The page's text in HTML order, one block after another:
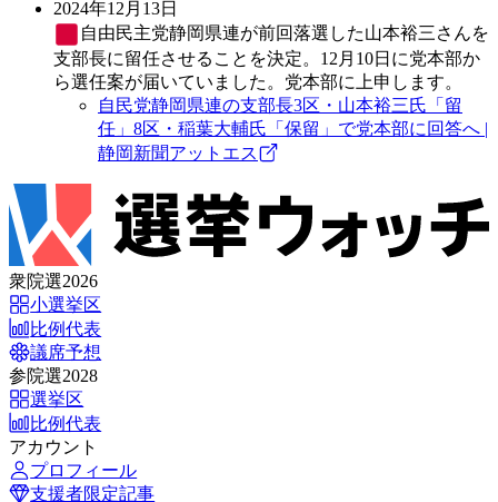
2024年12月13日
自由民主党静岡県連が前回落選した山本裕三さんを
支部長に留任させることを決定。12月10日に党本部か
ら選任案が届いていました。党本部に上申します。
自民党静岡県連の支部長3区・山本裕三氏「留
任」8区・稲葉大輔氏「保留」で党本部に回答へ |
静岡新聞アットエス
衆院選2026
小選挙区
比例代表
議席予想
参院選2028
選挙区
比例代表
アカウント
プロフィール
支援者限定記事